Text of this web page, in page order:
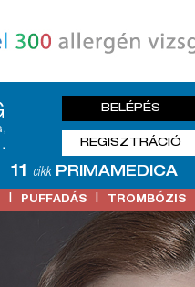
REGISZTRÁCIÓ
BELÉPÉS
11 cikk PRIMAMEDICA
| PUFFADÁS | TROMBÓZIS